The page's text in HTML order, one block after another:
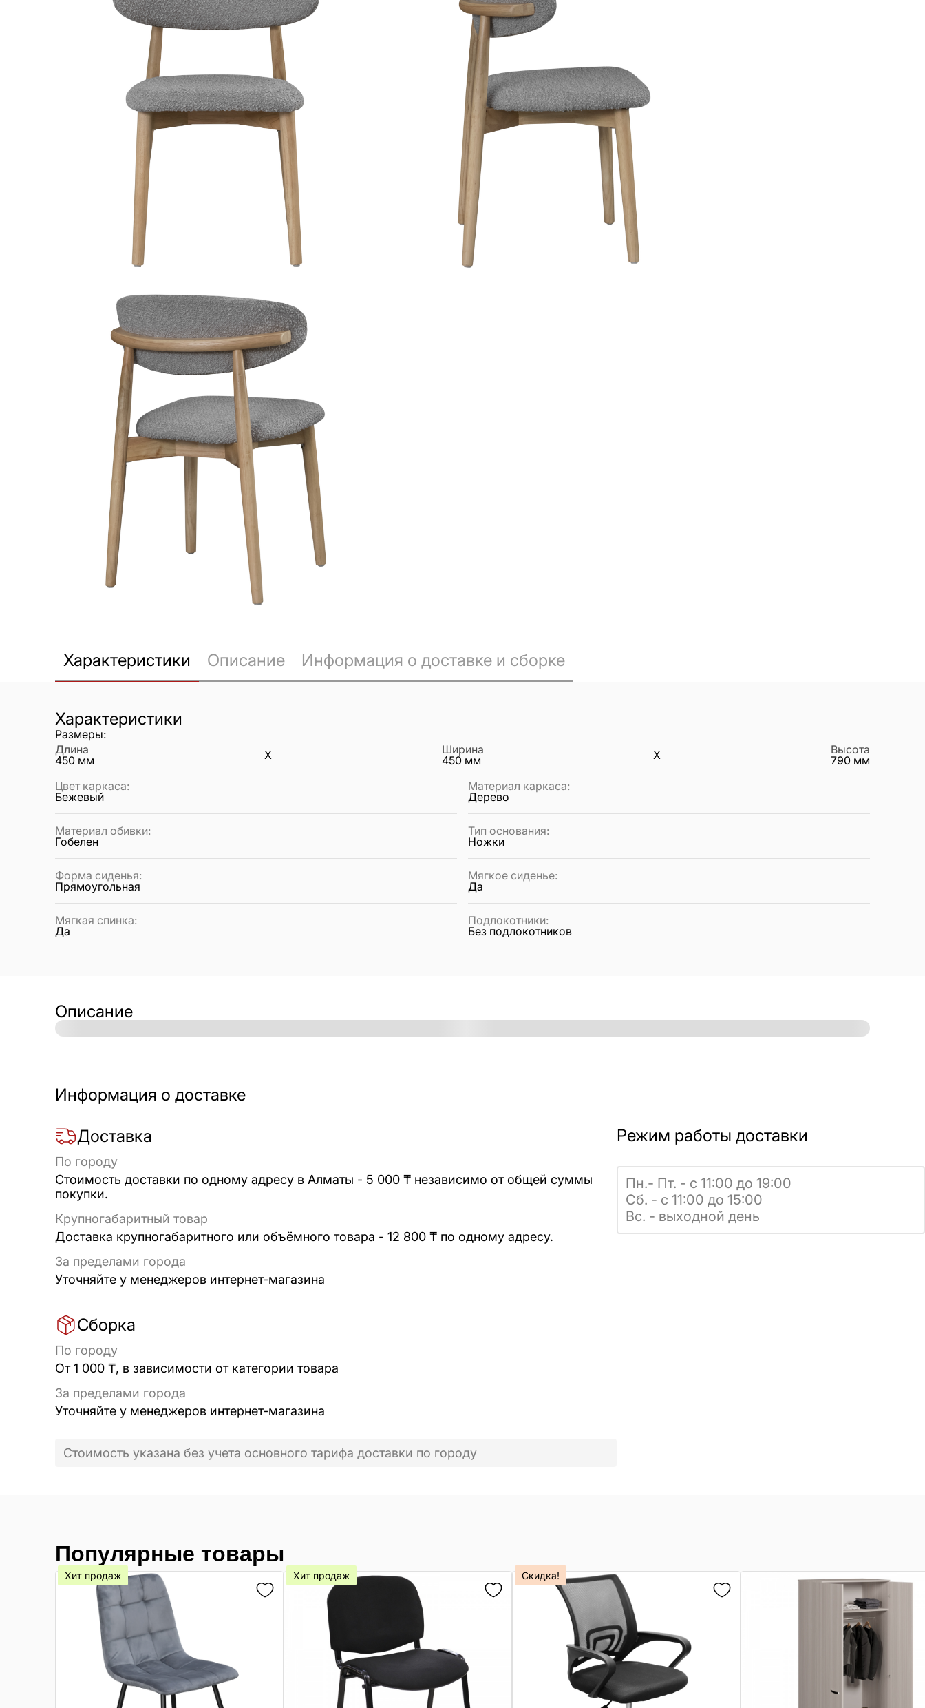
Характеристики Описание Информация о доставке и сборке
Характеристики
Размеры:
Длина
450 мм X
Ширина
450 мм X
Высота
790 мм
Цвет каркаса:
Бежевый
Материал каркаса:
Дерево
Материал обивки:
Гобелен
Тип основания:
Ножки
Форма сиденья:
Прямоугольная
Мягкое сиденье:
Да
Мягкая спинка:
Да
Подлокотники:
Без подлокотников
Описание
Информация о доставке
Доставка
По городу
Стоимость доставки по одному адресу в Алматы - 5 000 ₸ независимо от общей суммы
покупки.
Крупногабаритный товар
Доставка крупногабаритного или объёмного товара - 12 800 ₸ по одному адресу.
За пределами города
Уточняйте у менеджеров интернет-магазина
Сборка
По городу
От 1 000 ₸, в зависимости от категории товара
За пределами города
Уточняйте у менеджеров интернет-магазина
Стоимость указана без учета основного тарифа доставки по городу
Режим работы доставки
Пн.- Пт. - с 11:00 до 19:00
Сб. - с 11:00 до 15:00
Вс. - выходной день
Популярные товары
Хит продаж Хит продаж Скидка!